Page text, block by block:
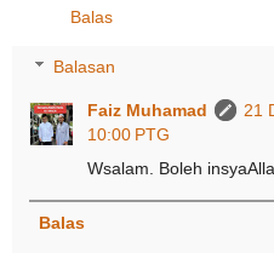
Balas
Balasan
Faiz Muhamad
21
10:00 PTG
Wsalam. Boleh
Balas